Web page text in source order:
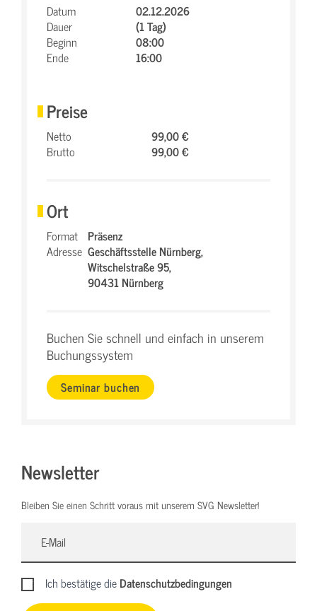
Datum
02.12.2026
Dauer
(1 Tag)
Beginn
08:00
Ende
16:00
Preise
Netto
99,00 €
Brutto
99,00 €
Ort
Format Präsenz
Adresse Geschäftsstelle Nürnberg,
Witschelstraße 95,
90431 Nürnberg
Buchen Sie schnell und einfach in unserem
Buchungssystem
Seminar buchen
Newsletter
Bleiben Sie einen Schritt voraus mit unserem SVG Newsletter!
Ich bestätige dieDatenschutzbedingungen